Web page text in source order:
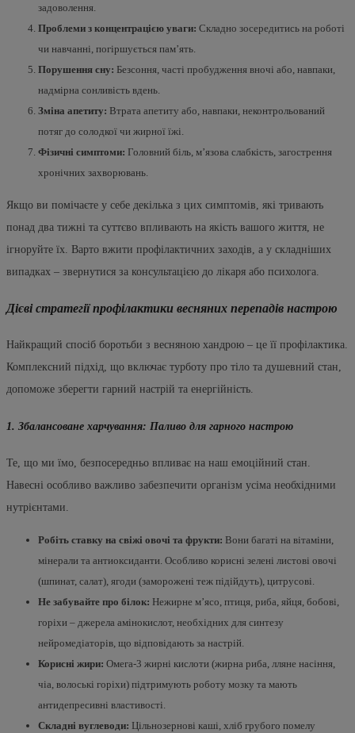
задоволення.
Проблеми з концентрацією уваги: Складно зосередитись на роботі
чи навчанні, погіршується пам’ять.
Порушення сну: Безсоння, часті пробудження вночі або, навпаки,
надмірна сонливість вдень.
Зміна апетиту: Втрата апетиту або, навпаки, неконтрольований
потяг до солодкої чи жирної їжі.
Фізичні симптоми: Головний біль, м’язова слабкість, загострення
хронічних захворювань.
Якщо ви помічаєте у себе декілька з цих симптомів, які тривають
понад два тижні та суттєво впливають на якість вашого життя, не
ігноруйте їх. Варто вжити профілактичних заходів, а у складніших
випадках – звернутися за консультацією до лікаря або психолога.
Дієві стратегії профілактики весняних перепадів настрою
Найкращий спосіб боротьби з весняною хандрою – це її профілактика.
Комплексний підхід, що включає турботу про тіло та душевний стан,
допоможе зберегти гарний настрій та енергійність.
1. Збалансоване харчування: Паливо для гарного настрою
Те, що ми їмо, безпосередньо впливає на наш емоційний стан.
Навесні особливо важливо забезпечити організм усіма необхідними
нутрієнтами.
Робіть ставку на свіжі овочі та фрукти: Вони багаті на вітаміни,
мінерали та антиоксиданти. Особливо корисні зелені листові овочі
(шпинат, салат), ягоди (заморожені теж підійдуть), цитрусові.
Не забувайте про білок: Нежирне м’ясо, птиця, риба, яйця, бобові,
горіхи – джерела амінокислот, необхідних для синтезу
нейромедіаторів, що відповідають за настрій.
Корисні жири: Омега-3 жирні кислоти (жирна риба, лляне насіння,
чіа, волоські горіхи) підтримують роботу мозку та мають
антидепресивні властивості.
Складні вуглеводи: Цільнозернові каші, хліб грубого помелу